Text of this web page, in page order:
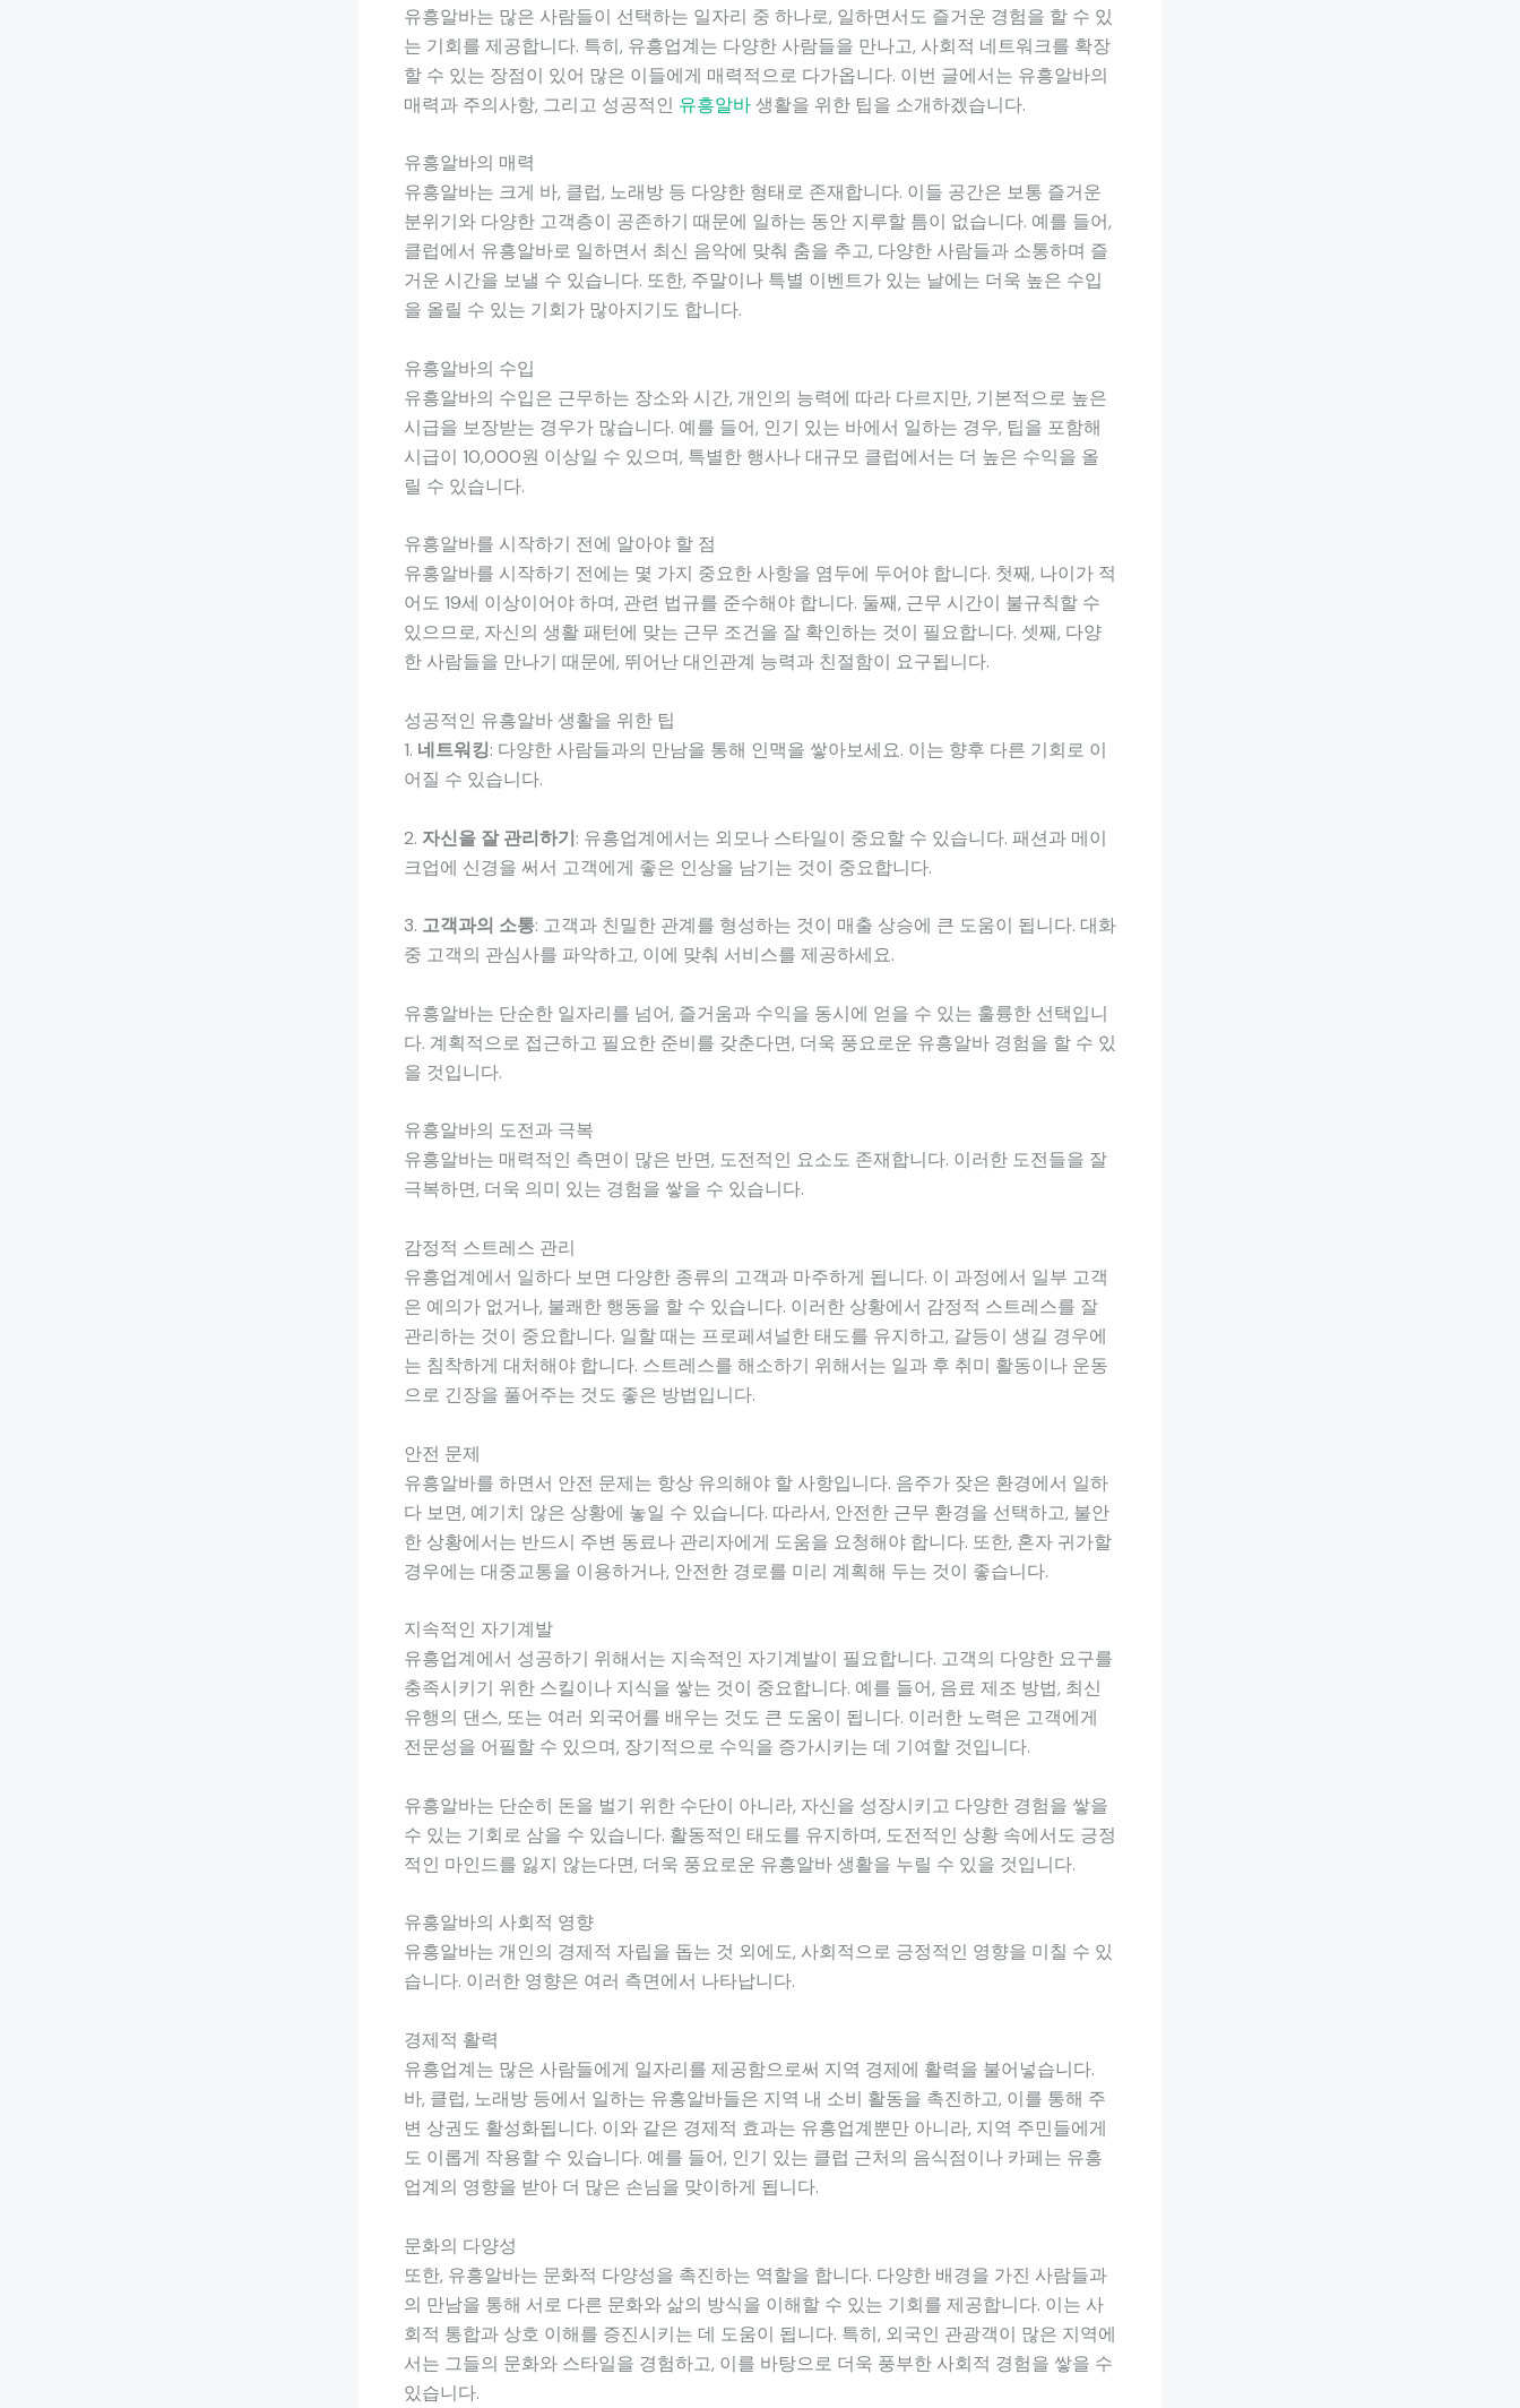
유흥알바는 많은 사람들이 선택하는 일자리 중 하나로, 일하면서도 즐거운 경험을 할 수 있
는 기회를 제공합니다. 특히, 유흥업계는 다양한 사람들을 만나고, 사회적 네트워크를 확장
할 수 있는 장점이 있어 많은 이들에게 매력적으로 다가옵니다. 이번 글에서는 유흥알바의
매력과 주의사항, 그리고 성공적인 유흥알바생활을 위한 팁을 소개하겠습니다.
유흥알바의 매력
유흥알바는 크게 바, 클럽, 노래방 등 다양한 형태로 존재합니다. 이들 공간은 보통 즐거운
분위기와 다양한 고객층이 공존하기 때문에 일하는 동안 지루할 틈이 없습니다. 예를 들어,
클럽에서 유흥알바로 일하면서 최신 음악에 맞춰 춤을 추고, 다양한 사람들과 소통하며 즐
거운 시간을 보낼 수 있습니다. 또한, 주말이나 특별 이벤트가 있는 날에는 더욱 높은 수입
을 올릴 수 있는 기회가 많아지기도 합니다.
유흥알바의 수입
유흥알바의 수입은 근무하는 장소와 시간, 개인의 능력에 따라 다르지만, 기본적으로 높은
시급을 보장받는 경우가 많습니다. 예를 들어, 인기 있는 바에서 일하는 경우, 팁을 포함해
시급이 10,000원 이상일 수 있으며, 특별한 행사나 대규모 클럽에서는 더 높은 수익을 올
릴 수 있습니다.
유흥알바를 시작하기 전에 알아야 할 점
유흥알바를 시작하기 전에는 몇 가지 중요한 사항을 염두에 두어야 합니다. 첫째, 나이가 적
어도 19세 이상이어야 하며, 관련 법규를 준수해야 합니다. 둘째, 근무 시간이 불규칙할 수
있으므로, 자신의 생활 패턴에 맞는 근무 조건을 잘 확인하는 것이 필요합니다. 셋째, 다양
한 사람들을 만나기 때문에, 뛰어난 대인관계 능력과 친절함이 요구됩니다.
성공적인 유흥알바 생활을 위한 팁
1. 네트워킹: 다양한 사람들과의 만남을 통해 인맥을 쌓아보세요. 이는 향후 다른 기회로 이
어질 수 있습니다.
2. 자신을 잘 관리하기: 유흥업계에서는 외모나 스타일이 중요할 수 있습니다. 패션과 메이
크업에 신경을 써서 고객에게 좋은 인상을 남기는 것이 중요합니다.
3. 고객과의 소통: 고객과 친밀한 관계를 형성하는 것이 매출 상승에 큰 도움이 됩니다. 대화
중 고객의 관심사를 파악하고, 이에 맞춰 서비스를 제공하세요.
유흥알바는 단순한 일자리를 넘어, 즐거움과 수익을 동시에 얻을 수 있는 훌륭한 선택입니
다. 계획적으로 접근하고 필요한 준비를 갖춘다면, 더욱 풍요로운 유흥알바 경험을 할 수 있
을 것입니다.
유흥알바의 도전과 극복
유흥알바는 매력적인 측면이 많은 반면, 도전적인 요소도 존재합니다. 이러한 도전들을 잘
극복하면, 더욱 의미 있는 경험을 쌓을 수 있습니다.
감정적 스트레스 관리
유흥업계에서 일하다 보면 다양한 종류의 고객과 마주하게 됩니다. 이 과정에서 일부 고객
은 예의가 없거나, 불쾌한 행동을 할 수 있습니다. 이러한 상황에서 감정적 스트레스를 잘
관리하는 것이 중요합니다. 일할 때는 프로페셔널한 태도를 유지하고, 갈등이 생길 경우에
는 침착하게 대처해야 합니다. 스트레스를 해소하기 위해서는 일과 후 취미 활동이나 운동
으로 긴장을 풀어주는 것도 좋은 방법입니다.
안전 문제
유흥알바를 하면서 안전 문제는 항상 유의해야 할 사항입니다. 음주가 잦은 환경에서 일하
다 보면, 예기치 않은 상황에 놓일 수 있습니다. 따라서, 안전한 근무 환경을 선택하고, 불안
한 상황에서는 반드시 주변 동료나 관리자에게 도움을 요청해야 합니다. 또한, 혼자 귀가할
경우에는 대중교통을 이용하거나, 안전한 경로를 미리 계획해 두는 것이 좋습니다.
지속적인 자기계발
유흥업계에서 성공하기 위해서는 지속적인 자기계발이 필요합니다. 고객의 다양한 요구를
충족시키기 위한 스킬이나 지식을 쌓는 것이 중요합니다. 예를 들어, 음료 제조 방법, 최신
유행의 댄스, 또는 여러 외국어를 배우는 것도 큰 도움이 됩니다. 이러한 노력은 고객에게
전문성을 어필할 수 있으며, 장기적으로 수익을 증가시키는 데 기여할 것입니다.
유흥알바는 단순히 돈을 벌기 위한 수단이 아니라, 자신을 성장시키고 다양한 경험을 쌓을
수 있는 기회로 삼을 수 있습니다. 활동적인 태도를 유지하며, 도전적인 상황 속에서도 긍정
적인 마인드를 잃지 않는다면, 더욱 풍요로운 유흥알바 생활을 누릴 수 있을 것입니다.
유흥알바의 사회적 영향
유흥알바는 개인의 경제적 자립을 돕는 것 외에도, 사회적으로 긍정적인 영향을 미칠 수 있
습니다. 이러한 영향은 여러 측면에서 나타납니다.
경제적 활력
유흥업계는 많은 사람들에게 일자리를 제공함으로써 지역 경제에 활력을 불어넣습니다.
바, 클럽, 노래방 등에서 일하는 유흥알바들은 지역 내 소비 활동을 촉진하고, 이를 통해 주
변 상권도 활성화됩니다. 이와 같은 경제적 효과는 유흥업계뿐만 아니라, 지역 주민들에게
도 이롭게 작용할 수 있습니다. 예를 들어, 인기 있는 클럽 근처의 음식점이나 카페는 유흥
업계의 영향을 받아 더 많은 손님을 맞이하게 됩니다.
문화의 다양성
또한, 유흥알바는 문화적 다양성을 촉진하는 역할을 합니다. 다양한 배경을 가진 사람들과
의 만남을 통해 서로 다른 문화와 삶의 방식을 이해할 수 있는 기회를 제공합니다. 이는 사
회적 통합과 상호 이해를 증진시키는 데 도움이 됩니다. 특히, 외국인 관광객이 많은 지역에
서는 그들의 문화와 스타일을 경험하고, 이를 바탕으로 더욱 풍부한 사회적 경험을 쌓을 수
있습니다.